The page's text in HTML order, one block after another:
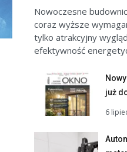
Nowoczesne
coraz wyższe
tylko atrakcyjny
efektywność
już
6